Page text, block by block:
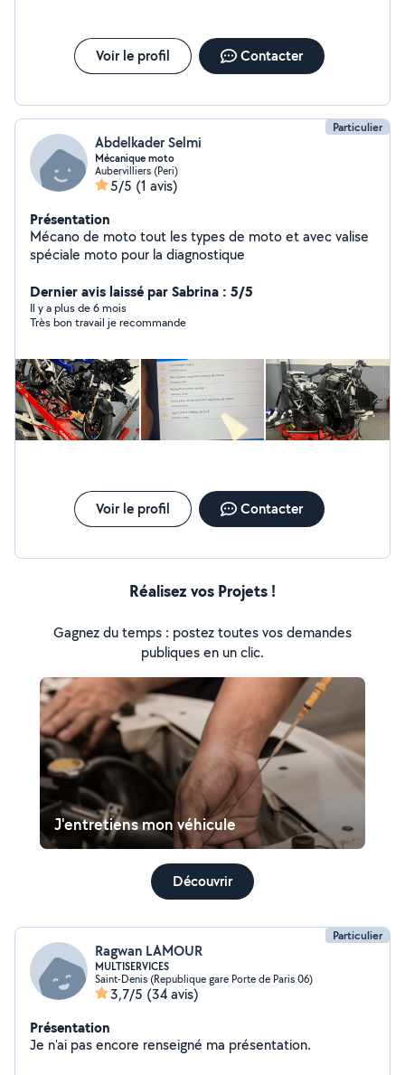
Voir le profil Contacter
Particulier
Abdelkader Selmi
Mécanique moto
Aubervilliers (Peri)
5/5 (1 avis)
Présentation
Mécano de moto tout les types de moto et avec valise
spéciale moto pour la diagnostique
Dernier avis laissé par Sabrina : 5/5
Il y a plus de 6 mois
Très bon travail je recommande
Voir le profil Contacter
Réalisez vos Projets !
Gagnez du temps : postez toutes vos demandes
publiques en un clic.
J'entretiens mon véhicule
Découvrir
Particulier
Ragwan LAMOUR
MULTISERVICES
Saint-Denis (Republique gare Porte de Paris 06)
3,7/5 (34 avis)
Présentation
Je n'ai pas encore renseigné ma présentation.